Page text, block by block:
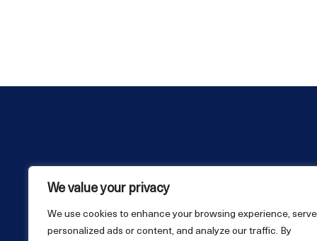
We value your privacy
We use cookies to enhance your browsing experience, serve
personalized ads or content, and analyze our traffic. By